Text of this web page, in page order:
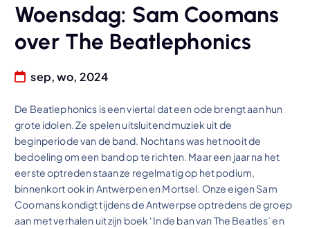
Woensdag: Sam Coomans
over The Beatlephonics
sep, wo, 2024
De Beatlephonics is een viertal dat een ode brengt aan hun
grote idolen. Ze spelen uitsluitend muziek uit de
beginperiode van de band. Nochtans was het nooit de
bedoeling om een band op te richten. Maar een jaar na het
eerste optreden staan ze regelmatig op het podium,
binnenkort ook in Antwerpen en Mortsel. Onze eigen Sam
Coomans kondigt tijdens de Antwerpse optredens de groep
aan met verhalen uit zijn boek ‘In de ban van The Beatles’ en